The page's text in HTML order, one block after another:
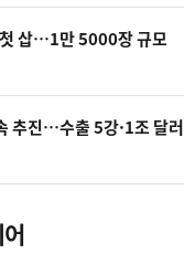
삽…1만 5000장 규모
추진…수출 5강·1조 달러